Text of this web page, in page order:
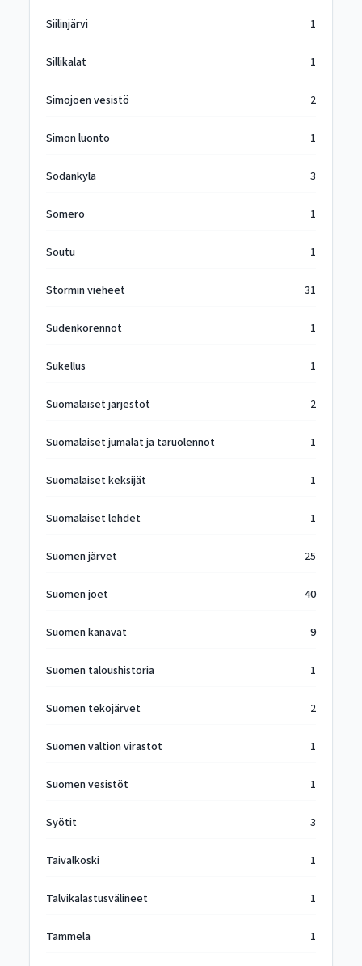
Siilinjärvi 1
Sillikalat 1
Simojoen vesistö 2
Simon luonto 1
Sodankylä 3
Somero 1
Soutu 1
Stormin vieheet 31
Sudenkorennot 1
Sukellus 1
Suomalaiset järjestöt 2
Suomalaiset jumalat ja taruolennot 1
Suomalaiset keksijät 1
Suomalaiset lehdet 1
Suomen järvet 25
Suomen joet 40
Suomen kanavat 9
Suomen taloushistoria 1
Suomen tekojärvet 2
Suomen valtion virastot 1
Suomen vesistöt 1
Syötit 3
Taivalkoski 1
Talvikalastusvälineet 1
Tammela 1